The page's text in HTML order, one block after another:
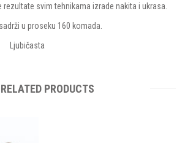
svim tehnikama izrade nakita i ukrasa.
u proseku 160 komada.
Ljubičasta
RELATED PRODUCTS